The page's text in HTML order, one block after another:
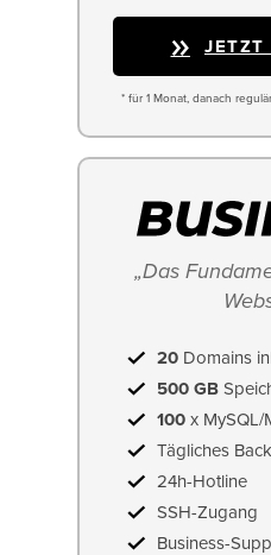
JETZT
* für 1 Monat, danach
„Das
20 Domains
500 GB
100 x MySQL/
Tägliches
24h-Hotline
SSH-Zugang
Business-